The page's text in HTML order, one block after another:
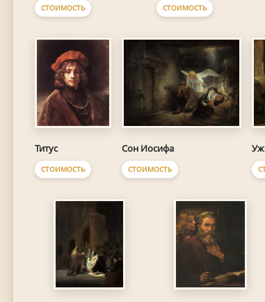
СТОИМОСТЬ СТОИМОСТЬ
Титус
СТОИМОСТЬ
Сон Иосифа
СТОИМОСТЬ